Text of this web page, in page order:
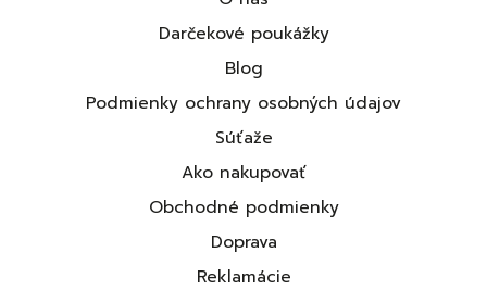
Darčekové poukážky
Blog
Podmienky ochrany osobných údajov
Súťaže
Ako nakupovať
Obchodné podmienky
Doprava
Reklamácie